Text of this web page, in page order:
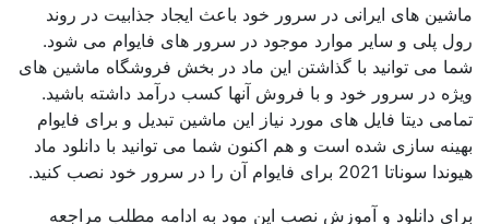
ماشین های ایرانی در سرور خود باعث ایجاد جذابیت در روند
رول پلی و سایر موارد موجود در سرور های فایوام می شود.
شما می توانید با گذاشتن این ماد در بخش فروشگاه ماشین های
ویژه در سرور خود و با فروش آنها کسب درآمد داشته باشید.
تمامی دیتا فایل های مورد نیاز این ماشین تبدیل و برای فایوام
بهینه سازی شده است و هم اکنون شما می توانید با دانلود ماد
هیوندا سوناتا 2021 برای فایوام آن را در سرور خود نصب کنید.
برای دانلود و آموزش نصب این مود به ادامه مطلب مراجعه